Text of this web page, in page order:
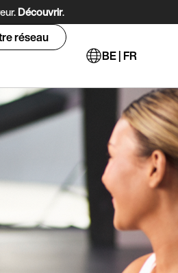
Découvrir.
réseau
BE | FR